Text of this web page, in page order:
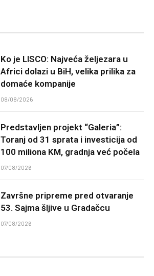
Ko je LISCO: Najveća željezara u
Africi dolazi u BiH, velika prilika za
domaće kompanije
08/08/2026
Predstavljen projekt “Galeria”:
Toranj od 31 sprata i investicija od
100 miliona KM, gradnja već počela
07/08/2026
Završne pripreme pred otvaranje
53. Sajma šljive u Gradačcu
07/08/2026